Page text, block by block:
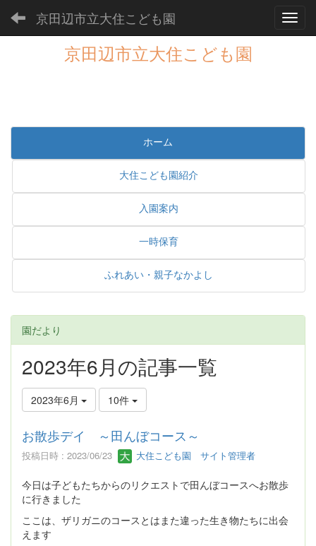
京田辺市立大住こども園
京田辺市立大住こども園
ホーム
大住こども園紹介
入園案内
一時保育
ふれあい・親子なかよし
園だより
2023年6月の記事一覧
2023年6月 10件
お散歩デイ ～田んぼコース～
投稿日時 : 2023/06/23 大住こども園 サイト管理者
今日は子どもたちからのリクエストで田んぼコースへお散歩
に行きました
ここは、ザリガニのコースとはまた違った生き物たちに出会
えます